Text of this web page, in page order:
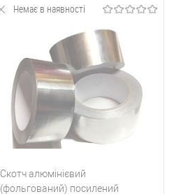
Немає в наявності
Скотч алюмінієвий
(фольгований) посилений